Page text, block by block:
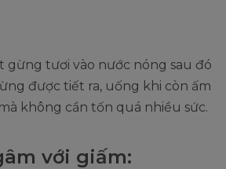
gừng tươi vào nước nóng sau đó
được tiết ra, uống khi còn ấm
không cần tốn quá nhiều sức.
với giấm: